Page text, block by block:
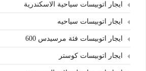
ايجار اتوبيسات سياحية الاسكندرية
ايجار اتوبيسات سياحيه
ايجار اتوبيسات فئة مرسيدس 600
ايجار اتوبيسات كوستر